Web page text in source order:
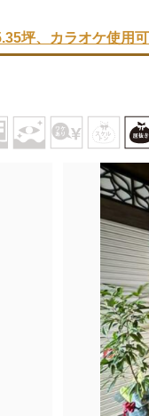
坪、カラオケ使用